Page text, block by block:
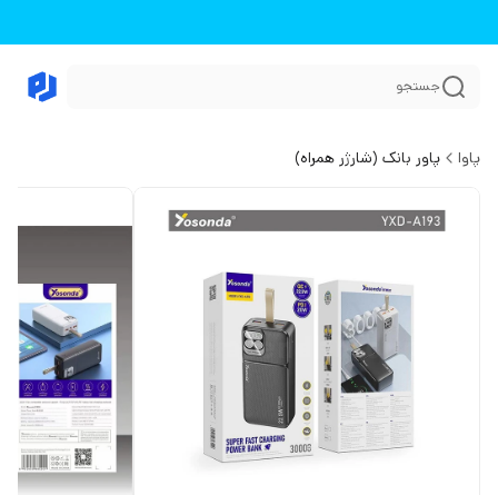
جستجو
پاوا پاور بانک (شارژر همراه)